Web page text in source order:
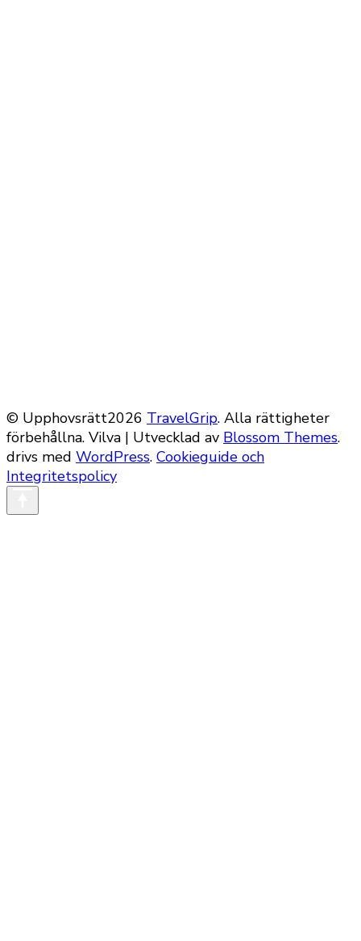
© Upphovsrätt2026 TravelGrip. Alla rättigheter
förbehållna. Vilva | Utvecklad av Blossom Themes.
drivs med WordPress. Cookieguide och
Integritetspolicy